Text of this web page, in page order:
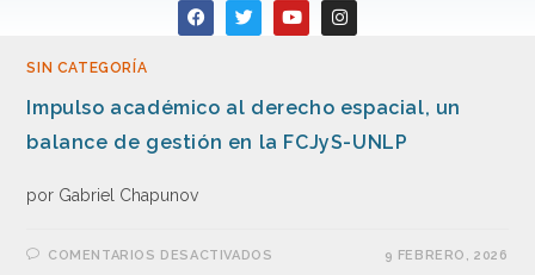
SIN CATEGORÍA
Impulso académico al derecho espacial, un
balance de gestión en la FCJyS-UNLP
por Gabriel Chapunov
COMENTARIOS DESACTIVADOS 9 FEBRERO, 2026